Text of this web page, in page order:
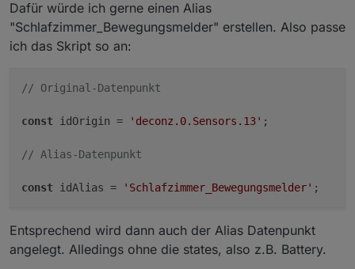
Dafür würde ich gerne einen Alias
"Schlafzimmer_Bewegungsmelder" erstellen. Also passe
ich das Skript so an:
// Original-Datenpunkt
const idOrigin = 'deconz.0.Sensors.13' ;
// Alias-Datenpunkt
const idAlias = 'Schlafzimmer_Bewegungsmelder'
Entsprechend wird dann auch der Alias Datenpunkt
angelegt. Alledings ohne die states, also z.B. Battery.